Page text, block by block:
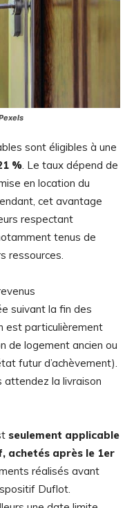
sont éligibles à une
%. Le taux dépend de
en location du
cet avantage
respectant
tenus de
ressources.
suivant la fin des
est particulièrement
de logement ancien ou
futur d’achèvement).
attendez la livraison
seulement applicable
achetés après le 1er
réalisés avant
Duflot.